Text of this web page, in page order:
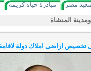
صعيد مصر مبادرة حياه كريمه
المنشاة
تخصيص اراضى املاك دولة